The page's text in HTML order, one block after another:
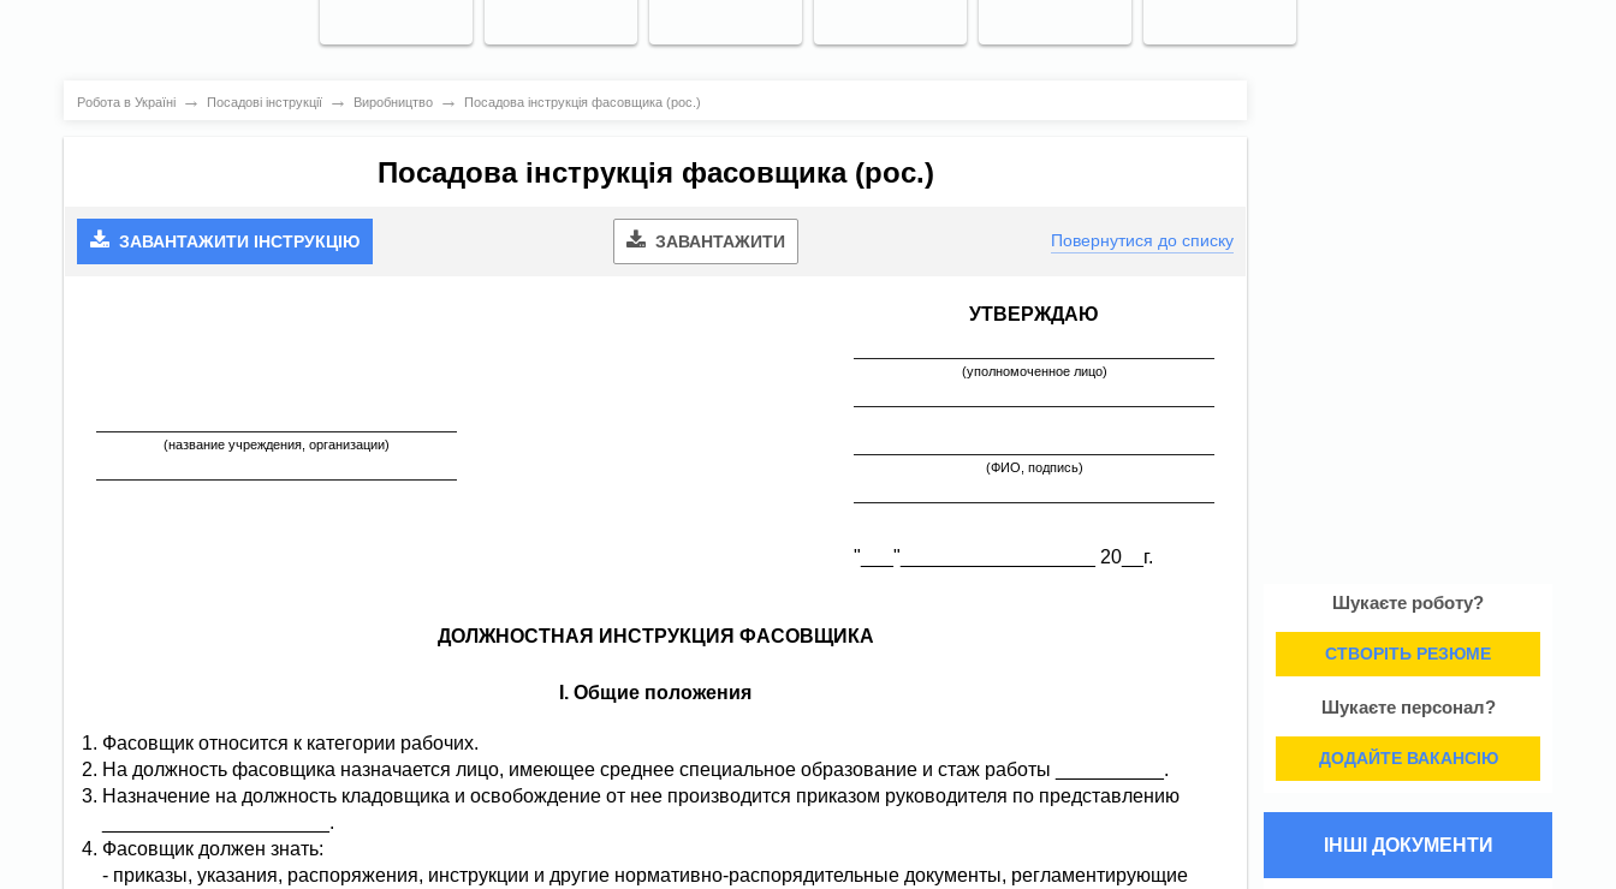
Робота в Україні → Посадові інструкції → Виробництво → Посадова інструкція фасовщика (рос.)
Посадова інструкція фасовщика (рос.)
ЗАВАНТАЖИТИ ІНСТРУКЦІЮ ЗАВАНТАЖИТИ Повернутися до списку
(название учреждения, организации)
УТВЕРЖДАЮ
(уполномоченное лицо)
(ФИО, подпись)
"___"__________________ 20__г.
ДОЛЖНОСТНАЯ ИНСТРУКЦИЯ ФАСОВЩИКА
I. Общие положения
Фасовщик относится к категории рабочих.
На должность фасовщика назначается лицо, имеющее среднее специальное образование и стаж работы __________.
Назначение на должность кладовщика и освобождение от нее производится приказом руководителя по представлению
_____________________.
Фасовщик должен знать:
- приказы, указания, распоряжения, инструкции и другие нормативно-распорядительные документы, регламентирующие
Шукаєте роботу?
СТВОРІТЬ РЕЗЮМЕ
Шукаєте персонал?
ДОДАЙТЕ ВАКАНСІЮ
ІНШІ ДОКУМЕНТИ